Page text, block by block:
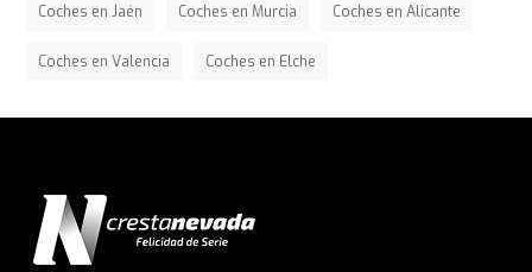
Coches en Jaén Coches en Murcia Coches en Alicante
Coches en Valencia Coches en Elche